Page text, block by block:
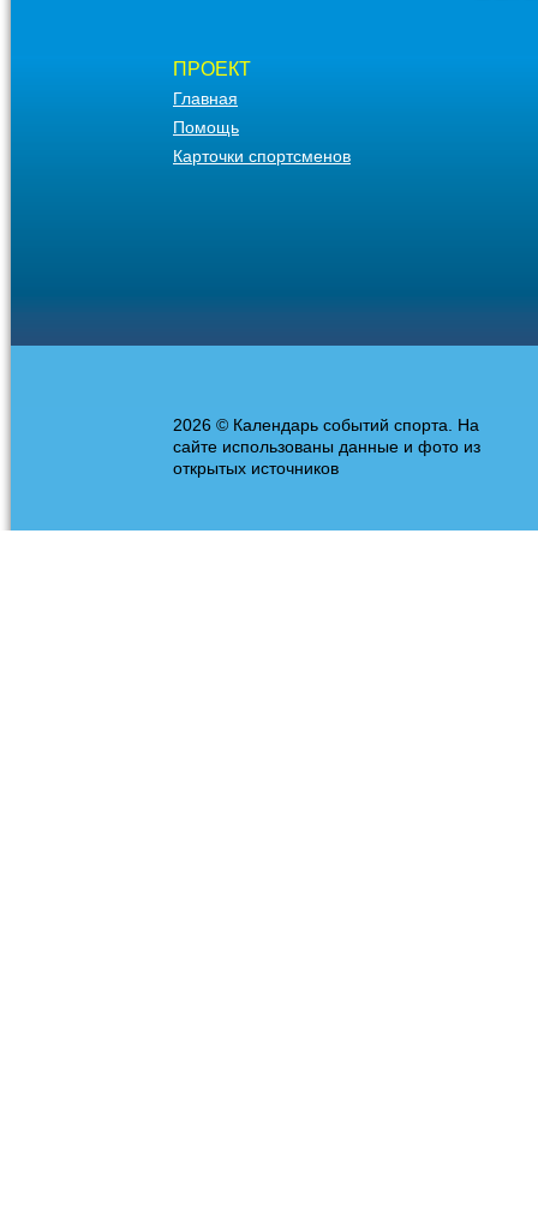
ПРОЕКТ
Главная
Помощь
Карточки спортсменов
2026 © Календарь событий спорта. На
сайте использованы данные и фото из
открытых источников